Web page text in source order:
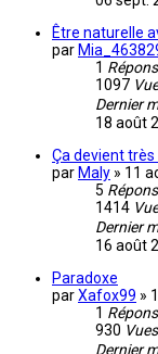
Être naturelle
par
1
1097
Dernier
18 août
Ça devient très
par Maly » 11
5
1414
Dernier
16 août
Paradoxe
parXafox99 »
1
930 Vues
Dernier